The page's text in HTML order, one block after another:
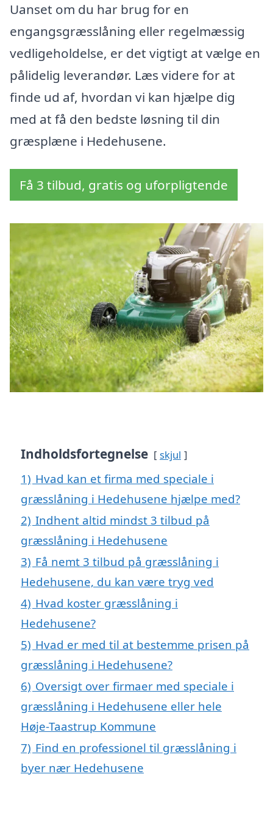
Uanset om du har brug for en
engangsgræsslåning eller regelmæssig
vedligeholdelse, er det vigtigt at vælge en
pålidelig leverandør. Læs videre for at
finde ud af, hvordan vi kan hjælpe dig
med at få den bedste løsning til din
græsplæne i Hedehusene.
Få 3 tilbud, gratis og uforpligtende
Indholdsfortegnelse skjul
1) Hvad kan et firma med speciale i
græsslåning i Hedehusene hjælpe med?
2) Indhent altid mindst 3 tilbud på
græsslåning i Hedehusene
3) Få nemt 3 tilbud på græsslåning i
Hedehusene, du kan være tryg ved
4) Hvad koster græsslåning i
Hedehusene?
5) Hvad er med til at bestemme prisen på
græsslåning i Hedehusene?
6) Oversigt over firmaer med speciale i
græsslåning i Hedehusene eller hele
Høje-Taastrup Kommune
7) Find en professionel til græsslåning i
byer nær Hedehusene